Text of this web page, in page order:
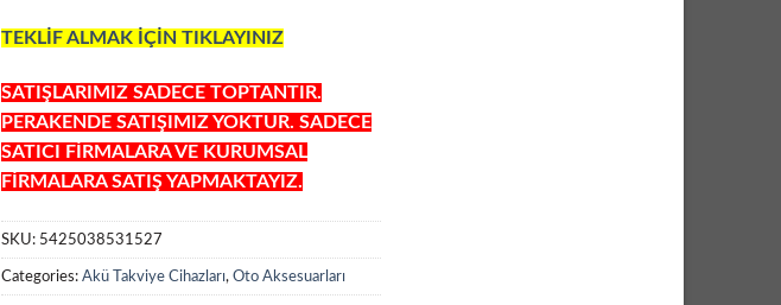
TEKLİF ALMAK İÇİN TIKLAYINIZ
SATIŞLARIMIZ SADECE TOPTANTIR.
PERAKENDE SATIŞIMIZ YOKTUR. SADECE
SATICI FİRMALARA VE KURUMSAL
FİRMALARA SATIŞ YAPMAKTAYIZ.
SKU: 5425038531527
Categories: Akü Takviye Cihazları, Oto Aksesuarları